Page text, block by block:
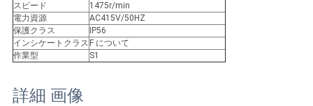
シ
ー
ポ
リ
スピード
1475r/min
電力資源
AC415V/50HZ
保護クラス
IP56
インシケートクラス F について
作業型
S1
詳細 画像